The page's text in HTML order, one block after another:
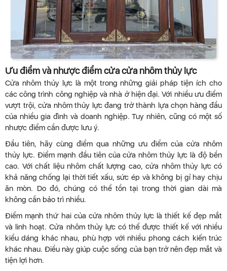
Ưu điểm và nhược điểm cửa cửa nhôm thủy lực
Cửa nhôm thủy lực là một trong những giải pháp tiện ích cho
các công trình công nghiệp và nhà ở hiện đại. Với nhiều ưu điểm
vượt trội, cửa nhôm thủy lực đang trở thành lựa chọn hàng đầu
của nhiều gia đình và doanh nghiệp. Tuy nhiên, cũng có một số
nhược điểm cần được lưu ý.
Đầu tiên, hãy cùng điểm qua những ưu điểm của cửa nhôm
thủy lực. Điểm mạnh đầu tiên của cửa nhôm thủy lực là độ bền
cao. Với chất liệu nhôm chất lượng cao, cửa nhôm thủy lực có
khả năng chống lại thời tiết xấu, sức ép và không bị gỉ hay chịu
ăn mòn. Do đó, chúng có thể tồn tại trong thời gian dài mà
không cần bảo trì nhiều.
Điểm mạnh thứ hai của cửa nhôm thủy lực là thiết kế đẹp mắt
và linh hoạt. Cửa nhôm thủy lực có thể được thiết kế với nhiều
kiểu dáng khác nhau, phù hợp với nhiều phong cách kiến trúc
khác nhau. Điều này giúp cuộc sống của bạn trở nên đẹp mắt và
tiện lợi hơn.